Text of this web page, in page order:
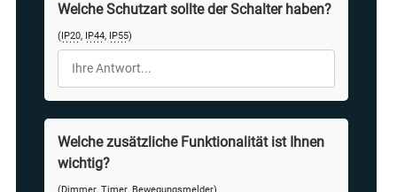
Welche Schutzart sollte der Schalter haben?
( IP20, IP44, IP55)
Welche zusätzliche Funktionalität ist Ihnen
wichtig?